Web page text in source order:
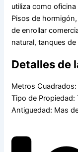
utiliza como oficina
Pisos de
de enrollar
natural, tanques de
Detalles de
Metros
Tipo de Propiedad:
Antiguedad: Mas